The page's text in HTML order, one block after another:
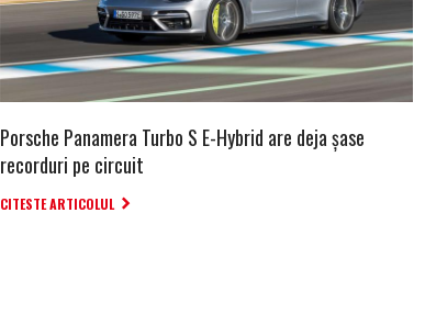
Porsche Panamera Turbo S E-Hybrid are deja șase
recorduri pe circuit
CITESTE ARTICOLUL